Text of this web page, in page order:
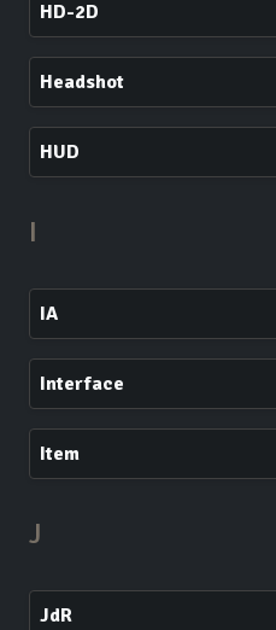
HD-2D
Headshot
HUD
I
IA
Interface
Item
J
JdR